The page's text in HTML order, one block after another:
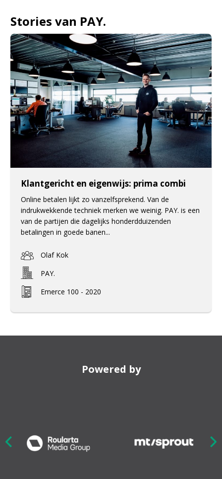
Stories van PAY.
Klantgericht en eigenwijs: prima combi
Online betalen lijkt zo vanzelfsprekend. Van de
indrukwekkende techniek merken we weinig. PAY. is een
van de partijen die dagelijks honderdduizenden
betalingen in goede banen...
Olaf Kok
PAY.
Emerce 100 - 2020
Powered by